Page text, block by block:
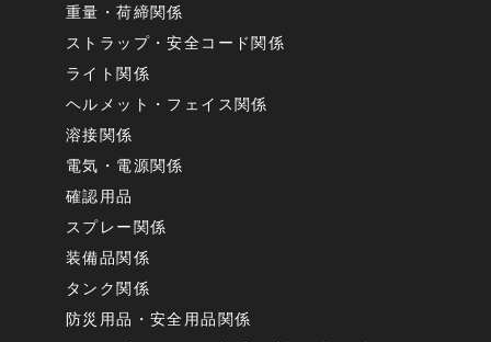
重量・荷締関係
ストラップ・安全コード関係
ライト関係
ヘルメット・フェイス関係
溶接関係
電気・電源関係
確認用品
スプレー関係
装備品関係
タンク関係
防災用品・安全用品関係